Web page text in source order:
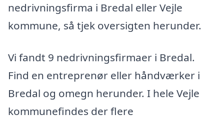
nedrivningsfirma i Bredal eller Vejle
kommune, så tjek oversigten herunder.
Vi fandt 9 nedrivningsfirmaer i Bredal.
Find en entreprenør eller håndværker i
Bredal og omegn herunder. I hele Vejle
kommunefindes der flere